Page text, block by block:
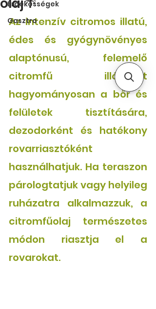
Érdekességek
Gasztro
Az intenzív citromos illatú,
édes és gyógynövényes
alaptónusú, felemelő
citromfű illóolajat
hagyományosan a bőr és
felületek tisztítására,
dezodorként és hatékony
rovarriasztóként
használhatjuk. Ha teraszon
párologtatjuk vagy helyileg
ruházatra alkalmazzuk, a
citromfűolaj természetes
módon riasztja el a
rovarokat.